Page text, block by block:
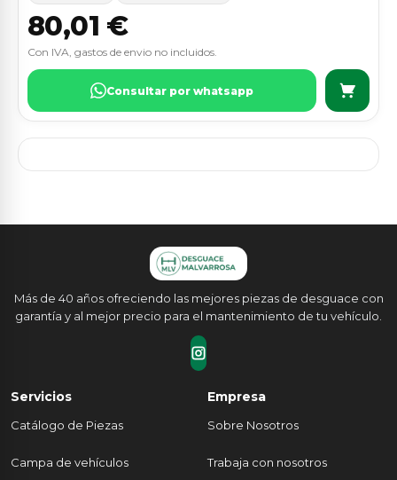
80,01 €
Con IVA, gastos de envio no incluidos.
Consultar por whatsapp
Más de 40 años ofreciendo las mejores piezas de desguace con
garantía y al mejor precio para el mantenimiento de tu vehículo.
Servicios
Catálogo de Piezas
Campa de vehículos
Empresa
Sobre Nosotros
Trabaja con nosotros